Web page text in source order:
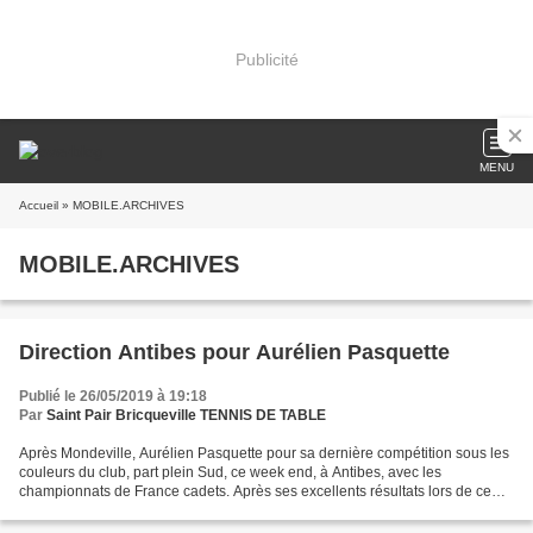
Publicité
MENU
Accueil » MOBILE.ARCHIVES
MOBILE.ARCHIVES
Direction Antibes pour Aurélien Pasquette
Publié le 26/05/2019 à 19:18
Par Saint Pair Bricqueville TENNIS DE TABLE
Après Mondeville, Aurélien Pasquette pour sa dernière compétition sous les
couleurs du club, part plein Sud, ce week end, à Antibes, avec les
championnats de France cadets. Après ses excellents résultats lors de ce